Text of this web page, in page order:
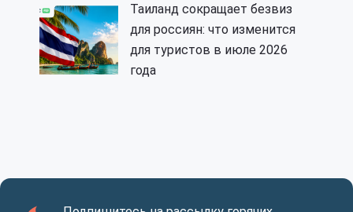
Таиланд сокращает безвиз
для россиян: что изменится
для туристов в июле 2026
года